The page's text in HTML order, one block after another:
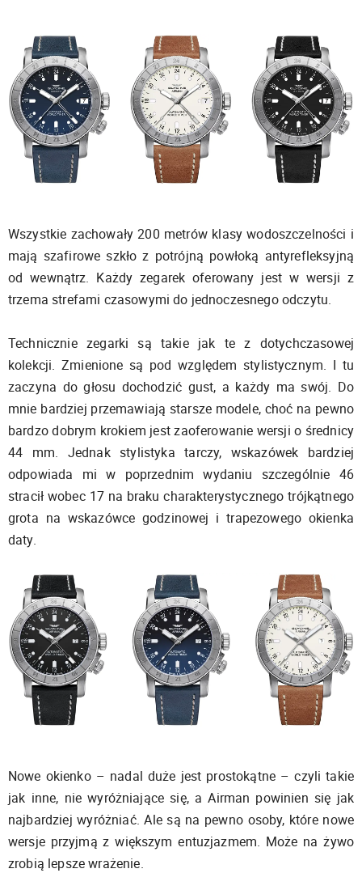
Wszystkie zachowały 200 metrów klasy wodoszczelności i
mają szafirowe szkło z potrójną powłoką antyrefleksyjną
od wewnątrz. Każdy zegarek oferowany jest w wersji z
trzema strefami czasowymi do jednoczesnego odczytu.
Technicznie zegarki są takie jak te z dotychczasowej
kolekcji. Zmienione są pod względem stylistycznym. I tu
zaczyna do głosu dochodzić gust, a każdy ma swój. Do
mnie bardziej przemawiają starsze modele, choć na pewno
bardzo dobrym krokiem jest zaoferowanie wersji o średnicy
44 mm. Jednak stylistyka tarczy, wskazówek bardziej
odpowiada mi w poprzednim wydaniu szczególnie 46
stracił wobec 17 na braku charakterystycznego trójkątnego
grota na wskazówce godzinowej i trapezowego okienka
daty.
Nowe okienko – nadal duże jest prostokątne – czyli takie
jak inne, nie wyróżniające się, a Airman powinien się jak
najbardziej wyróżniać. Ale są na pewno osoby, które nowe
wersje przyjmą z większym entuzjazmem. Może na żywo
zrobią lepsze wrażenie.